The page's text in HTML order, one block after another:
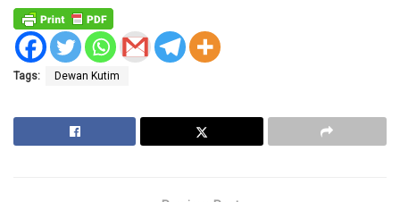
Tags: Dewan Kutim